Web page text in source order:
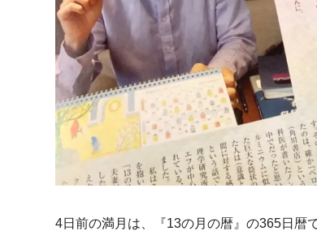
4日前の満月は、『13の月の暦』の365日暦